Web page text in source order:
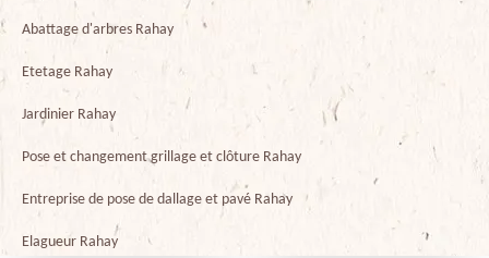
Abattage d'arbres Rahay
Etetage Rahay
Jardinier Rahay
Pose et changement grillage et clôture Rahay
Entreprise de pose de dallage et pavé Rahay
Elagueur Rahay